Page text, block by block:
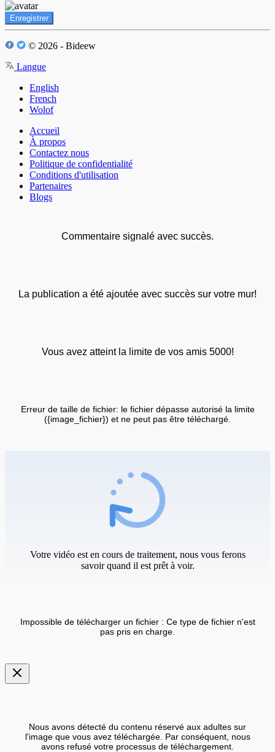
Enregistrer
© 2026 - Bideew
Langue
English
French
Wolof
Accueil
À propos
Contactez nous
Politique de confidentialité
Conditions d'utilisation
Partenaires
Blogs
Commentaire signalé avec succès.
La publication a été ajoutée avec succès sur votre mur!
Vous avez atteint la limite de vos amis 5000!
Erreur de taille de fichier: le fichier dépasse autorisé la limite
({image_fichier}) et ne peut pas être téléchargé.
Votre vidéo est en cours de traitement, nous vous ferons
savoir quand il est prêt à voir.
Impossible de télécharger un fichier : Ce type de fichier n'est
pas pris en charge.
Nous avons détecté du contenu réservé aux adultes sur
l'image que vous avez téléchargée. Par conséquent, nous
avons refusé votre processus de téléchargement.